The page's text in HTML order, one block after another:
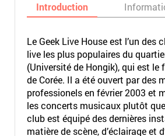
Introduction
Le Geek Live House est l’un des
live les plus populaires du
(Université de Hongik), qui est le
de Corée. Il a été ouvert par des
professionels en février 2003 et
les concerts musicaux plutôt
club est équipé des dernières
matière de scène, d’éclairage et